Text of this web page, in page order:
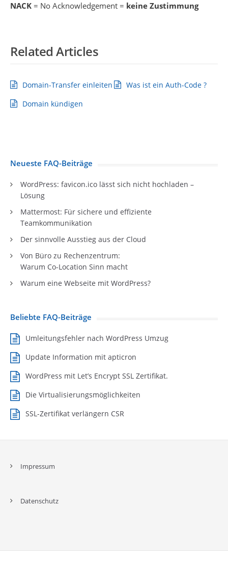
NACK = No Acknowledgement = keine Zustimmung
Related Articles
Domain-Transfer einleiten
Was ist ein Auth-Code ?
Domain kündigen
Neueste FAQ-Beiträge
WordPress: favicon.ico lässt sich nicht hochladen –
Lösung
Mattermost: Für sichere und effiziente
Teamkommunikation
Der sinnvolle Ausstieg aus der Cloud
Von Büro zu Rechenzentrum:
Warum Co-Location Sinn macht
Warum eine Webseite mit WordPress?
Beliebte FAQ-Beiträge
Umleitungsfehler nach WordPress Umzug
Update Information mit apticron
WordPress mit Let’s Encrypt SSL Zertifikat.
Die Virtualisierungsmöglichkeiten
SSL-Zertifikat verlängern CSR
Impressum
Datenschutz